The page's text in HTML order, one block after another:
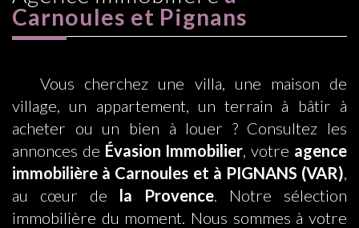
Carnoules et Pignans
Vous cherchez une villa, une maison de
village, un appartement, un terrain à bâtir à
acheter ou un bien à louer ? Consultez les
annonces de Évasion Immobilier , votre agence
immobilière à Carnoules et à PIGNANS (VAR)
au cœur de la Provence . Notre sélection
immobilière du moment. Nous sommes à votre